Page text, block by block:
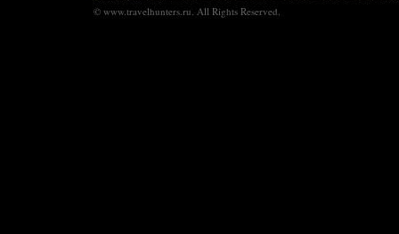
© www.travelhunters.ru. All Rights Reserved.